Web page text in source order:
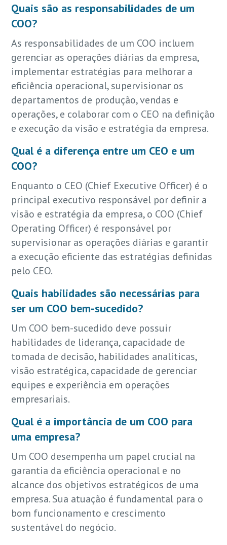
Quais são as responsabilidades de um
COO?
As responsabilidades de um COO incluem
gerenciar as operações diárias da empresa,
implementar estratégias para melhorar a
eficiência operacional, supervisionar os
departamentos de produção, vendas e
operações, e colaborar com o CEO na definição
e execução da visão e estratégia da empresa.
Qual é a diferença entre um CEO e um
COO?
Enquanto o CEO (Chief Executive Officer) é o
principal executivo responsável por definir a
visão e estratégia da empresa, o COO (Chief
Operating Officer) é responsável por
supervisionar as operações diárias e garantir
a execução eficiente das estratégias definidas
pelo CEO.
Quais habilidades são necessárias para
ser um COO bem-sucedido?
Um COO bem-sucedido deve possuir
habilidades de liderança, capacidade de
tomada de decisão, habilidades analíticas,
visão estratégica, capacidade de gerenciar
equipes e experiência em operações
empresariais.
Qual é a importância de um COO para
uma empresa?
Um COO desempenha um papel crucial na
garantia da eficiência operacional e no
alcance dos objetivos estratégicos de uma
empresa. Sua atuação é fundamental para o
bom funcionamento e crescimento
sustentável do negócio.